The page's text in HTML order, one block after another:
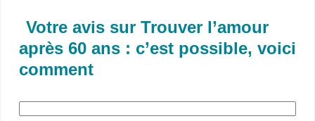
Votre avis sur Trouver l’amour
après 60 ans : c’est possible, voici
comment